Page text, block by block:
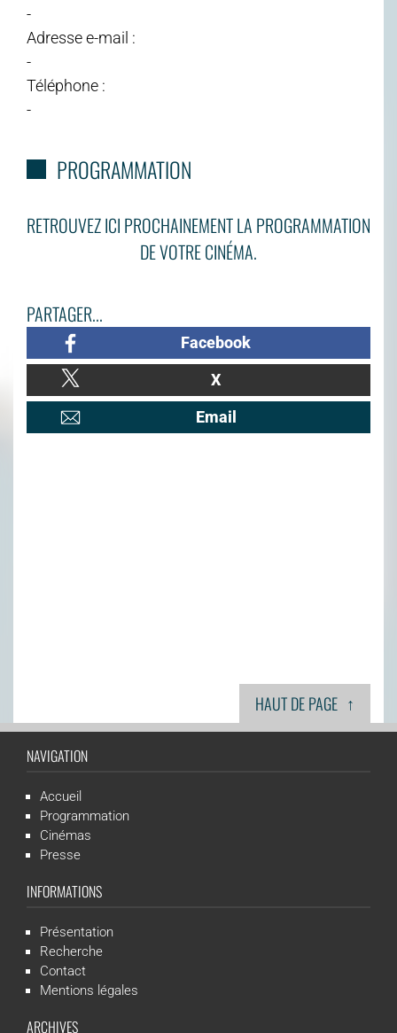
-
Adresse e-mail :
-
Téléphone :
-
PROGRAMMATION
RETROUVEZ ICI PROCHAINEMENT LA PROGRAMMATION
DE VOTRE CINÉMA.
PARTAGER...
Facebook
X
Email
HAUT DE PAGE ↑
NAVIGATION
Accueil
Programmation
Cinémas
Presse
INFORMATIONS
Présentation
Recherche
Contact
Mentions légales
ARCHIVES